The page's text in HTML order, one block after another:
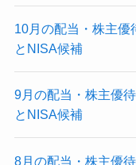
10月の配当・株主優
とNISA候補
9月の配当・株主優
とNISA候補
8月の配当・株主優